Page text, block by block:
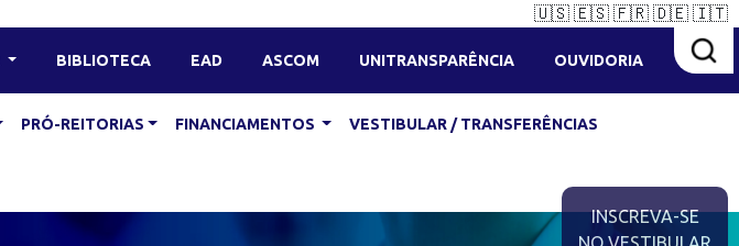
INSCREVA-SE
🇺🇸 🇪🇸 🇫🇷 🇩🇪 🇮🇹
BIBLIOTECA EAD ASCOM UNITRANSPARÊNCIA OUVIDORIA
PRÓ-REITORIAS FINANCIAMENTOS VESTIBULAR / TRANSFERÊNCIAS